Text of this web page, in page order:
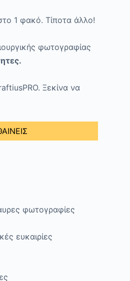
1 φακό. Τίποτα άλλο!
φωτογραφίας
Ξεκίνα να
φωτογραφίες
ευκαιρίες